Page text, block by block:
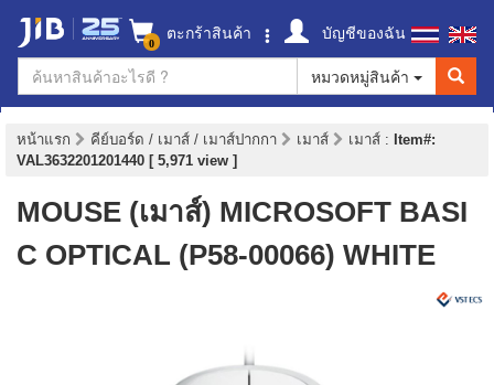
0 ตะกร้าสินค้า
บัญชีของฉัน
หมวดหมู่สินค้า
หน้าแรก คีย์บอร์ด / เมาส์ / เมาส์ปากกา เมาส์ เมาส์ : Item#:
VAL3632201201440 [ 5,971 view ]
MOUSE (เมาส์) MICROSOFT BASI
C OPTICAL (P58-00066) WHITE